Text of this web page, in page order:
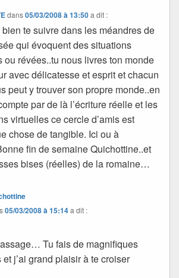
dans05/03/2008 à 13:50 a dit :
bien te suivre dans les méandres de
qui évoquent des situations
ou révées..tu nous livres ton monde
avec délicatesse et esprit et chacun
peut y trouver son propre monde..en
par de là l’écriture réelle et les
virtuelles ce cercle d’amis est
chose de tangible. Ici ou à
fin de semaine Quichottine..et
bises (réelles) de la romaine…
05/03/2008 à 15:14a dit :
Tu fais de magnifiques
j’ai grand plaisir à te croiser